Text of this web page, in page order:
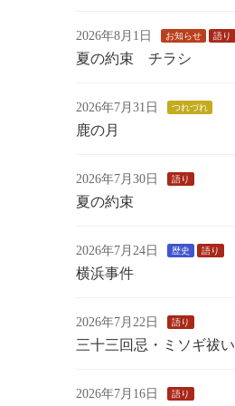
2026年8月1日 お知らせ 語り
夏の約束 チラシ
2026年7月31日 つれづれ
鹿の月
2026年7月30日 語り
夏の約束
2026年7月24日 歴史 語り
横浜事件
2026年7月22日 語り
三十三回忌・ミソギ祓い
2026年7月16日 語り